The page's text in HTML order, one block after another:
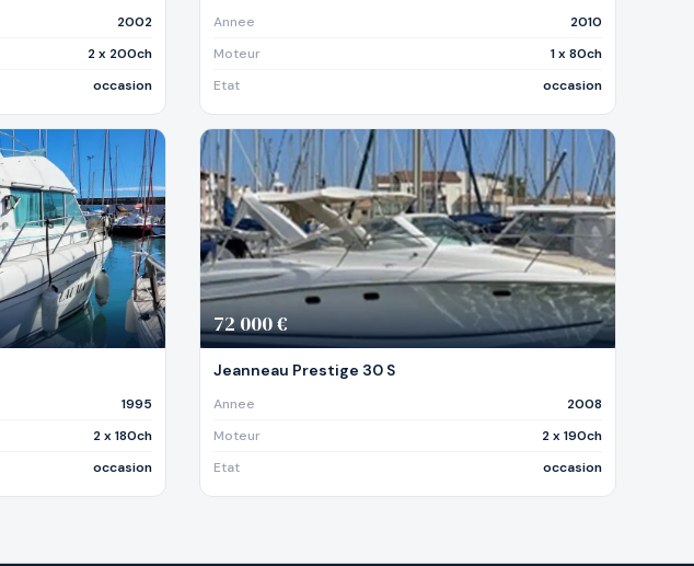
2002
2 x 200ch
occasion
Annee
2010
Moteur
1 x 80ch
Etat
occasion
1995
2 x 180ch
occasion
72 000 €
Jeanneau Prestige 30 S
Annee
2008
Moteur
2 x 190ch
Etat
occasion